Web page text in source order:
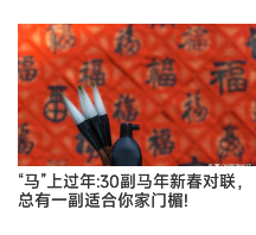
“马”上过年:30副马年新春对联，
总有一副适合你家门楣!